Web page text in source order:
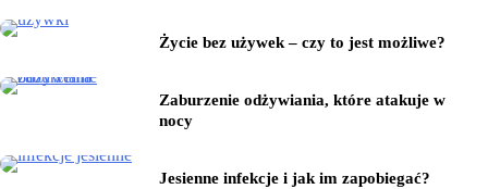
Życie bez używek – czy to jest możliwe?
Zaburzenie odżywiania, które atakuje w
nocy
Jesienne infekcje i jak im zapobiegać?